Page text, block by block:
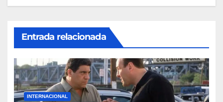
Entrada relacionada
INTERNACIONAL